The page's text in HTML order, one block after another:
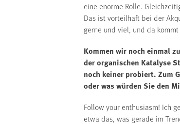
eine enorme Rolle.
Das ist vorteilhaft bei der
gerne und viel, und da
Kommen wir noch einmal
der organischen Katalyse
noch keiner probiert. Zum
oder was würden Sie den
Follow your enthusiasm! Ich
etwa das, was gerade im